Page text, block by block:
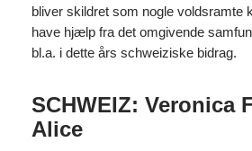
bliver skildret som nogle voldsramte
have hjælp fra det omgivende
bl.a. i dette års schweiziske bidrag.
SCHWEIZ: Veronica
Alice